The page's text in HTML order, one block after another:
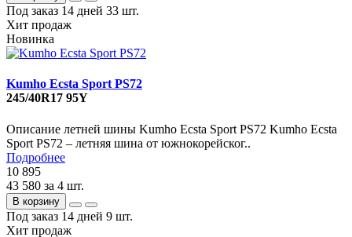
Под заказ 14 дней 33 шт.
Хит продаж
Новинка
Kumho Ecsta Sport PS72
245/40R17 95Y
Описание летней шины Kumho Ecsta Sport PS72 Kumho Ecsta
Sport PS72 – летняя шина от южнокорейског..
Подробнее
10 895
43 580 за 4 шт.
В корзину
Под заказ 14 дней 9 шт.
Хит продаж